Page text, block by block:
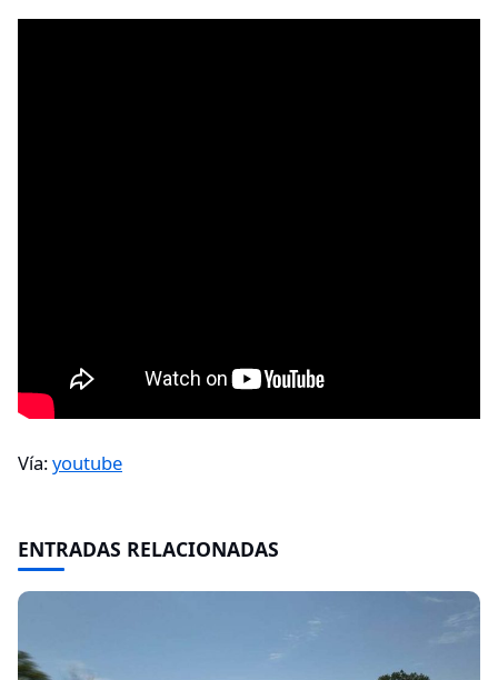
Vía:youtube
ENTRADAS RELACIONADAS